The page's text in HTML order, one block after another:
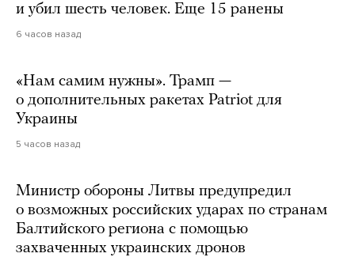
и убил шесть человек. Еще 15 ранены
6 часов назад
«Нам самим нужны». Трамп —
о дополнительных ракетах Patriot для
Украины
5 часов назад
Министр обороны Литвы предупредил
о возможных российских ударах по странам
Балтийского региона с помощью
захваченных украинских дронов